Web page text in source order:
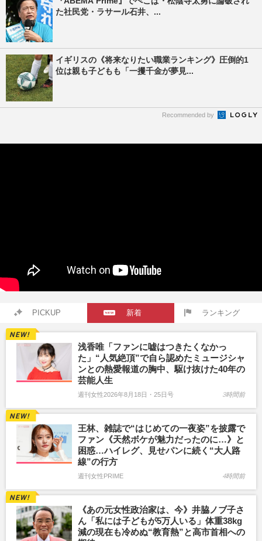
た社民党・ラサール石井、...
イギリスの《将来なりたい職業ランキング》圧倒的1
位は親も子どもも「一攫千金が夢見...
Recommended by
PICKUP 新着 ランキング
浅香唯「ファンに嘘はつきたくなかっ
た」“人気絶頂”で自ら認めたミュージシャ
ンとの熱愛報道の胸中、駆け抜けた40年の
芸能人生
週刊女性2026年8月18日・25日号 3時間前
王林、雑誌で“はじめての一夜姿”を披露で
ファン《天然ボケが魅力だったのに…》と
困惑…ハイレグ、見せパンに続く“大人路
線”の行方
週刊女性PRIME 4時間前
《あの元女性政治家は、今》井脇ノブ子さ
ん「私には子どもが5万人いる」体重38kg
減の現在も冷めぬ“教育熱”と高市首相への